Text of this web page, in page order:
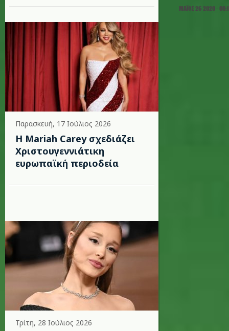
Παρασκευή, 17 Ιούλιος 2026
Η Mariah Carey σχεδιάζει
Χριστουγεννιάτικη
ευρωπαϊκή περιοδεία
Τρίτη, 28 Ιούλιος 2026
ΜΆΙΟΣ 26 2020 -